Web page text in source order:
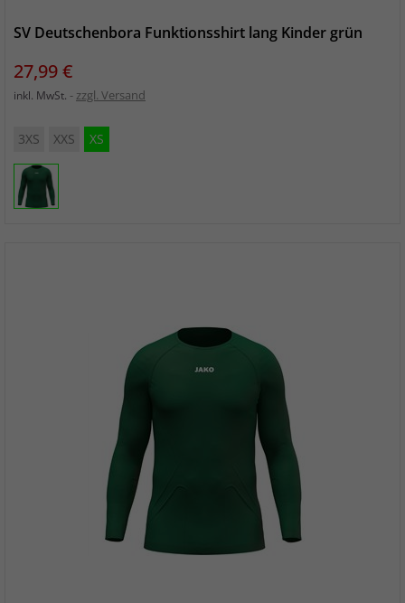
SV Deutschenbora Funktionsshirt lang Kinder grün
Preis
27,99 €
inkl. MwSt. zzgl. Versand
3XS XXS XS